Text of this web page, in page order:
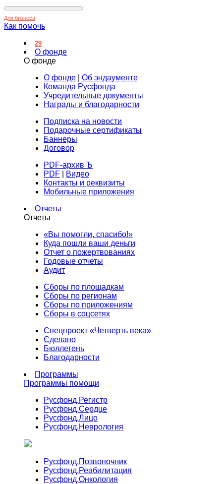
Для бизнеса
Как помочь
29
О фонде
О фонде
О фонде
Об эндаументе
Команда Русфонда
Учредительные документы
Награды и благодарности
Подписка на новости
Подарочные сертификаты
Баннеры
Договор
PDF-архив Ъ
PDF
Видео
Контакты и реквизиты
Мобильные приложения
Отчеты
Отчеты
«Вы помогли, спасибо!»
Куда пошли ваши деньги
Отчет о пожертвованиях
Годовые отчеты
Аудит
Сборы по площадкам
Сборы по регионам
Сборы по приложениям
Сборы в соцсетях
Спецпроект «Четверть века»
Сделано
Бюллетень
Благодарности
Программы
Программы помощи
Русфонд.Регистр
Русфонд.Сердце
Русфонд.Лицо
Русфонд.Неврология
Русфонд.Позвоночник
Русфонд.Реабилитация
Русфонд.Онкология